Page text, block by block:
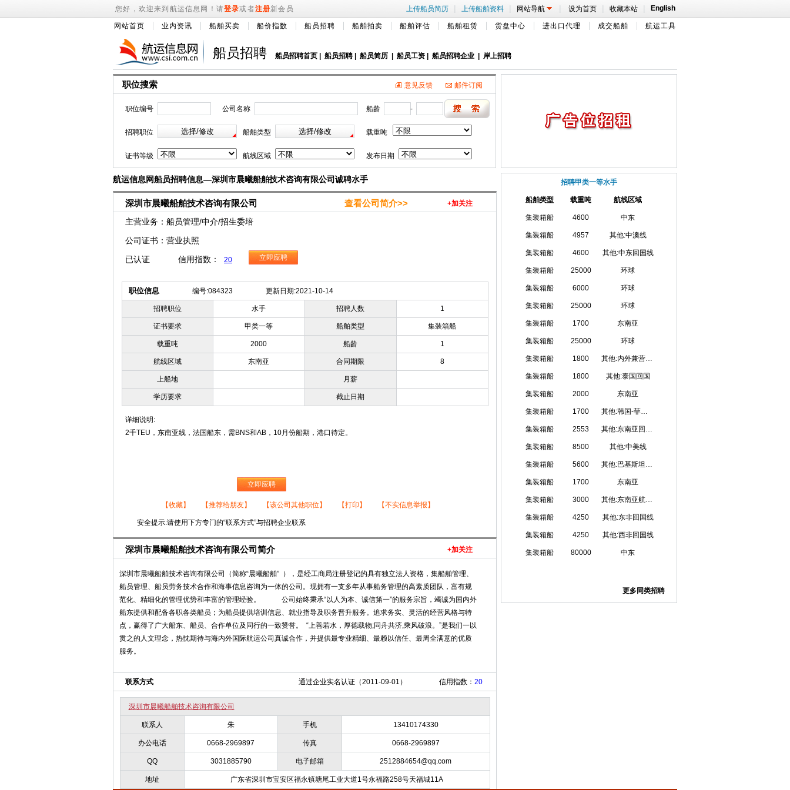
您好，欢迎来到航运信息网！请登录或者注册新会员 上传船员简历 | 上传船舶资料 | 网站导航 | 设为首页 | 收藏本站 | English
网站首页 业内资讯 船舶买卖 船价指数 船员招聘 船舶拍卖 船舶评估 船舶租赁 货盘中心 进出口代理 成交船舶 航运工具
船员招聘 船员招聘首页 船员招聘| 船员简历 船员工资 船员招聘企业 岸上招聘
职位搜索
职位编号 公司名称 船龄 -
招聘职位 船舶类型 载重吨
证书等级 航线区域 发布日期
意见反馈 邮件订阅
航运信息网船员招聘信息—深圳市晨曦船舶技术咨询有限公司诚聘水手
深圳市晨曦船舶技术咨询有限公司 查看公司简介>> +加关注
主营业务：船员管理/中介/招生委培
公司证书：营业执照
已认证 信用指数： 20 立即应聘
职位信息 编号:084323 更新日期:2021-10-14
招聘职位 水手 招聘人数 1
证书要求 甲类一等 船舶类型 集装箱船
载重吨 2000 船龄 1
航线区域 东南亚 合同期限 8
上船地 月薪
学历要求 截止日期
详细说明:
2千TEU，东南亚线，法国船东，需BNS和AB，10月份船期，港口待定。
立即应聘
【收藏】 【推荐给朋友】 【该公司其他职位】 【打印】 【不实信息举报】
安全提示:请使用下方专门的“联系方式”与招聘企业联系
深圳市晨曦船舶技术咨询有限公司简介 +加关注
深圳市晨曦船舶技术咨询有限公司（简称“晨曦船舶” ），是经工商局注册登记的具有独立法人资格，集船舶管理、
船员管理、船员劳务技术合作和海事信息咨询为一体的公司。现拥有一支多年从事船务管理的高素质团队，富有规
范化、精细化的管理优势和丰富的管理经验。 公司始终秉承“以人为本、诚信第一”的服务宗旨，竭诚为国内外
船东提供和配备各职各类船员；为船员提供培训信息、就业指导及职务晋升服务。追求务实、灵活的经营风格与特
点，赢得了广大船东、船员、合作单位及同行的一致赞誉。 “上善若水，厚德载物;同舟共济,乘风破浪。”是我们一以
贯之的人文理念，热忱期待与海内外国际航运公司真诚合作，并提供最专业精细、最赖以信任、最周全满意的优质
服务。
联系方式 通过企业实名认证（2011-09-01） 信用指数： 20
深圳市晨曦船舶技术咨询有限公司
联系人 朱 手机 13410174330
办公电话 0668-2969897 传真 0668-2969897
QQ 3031885790 电子邮箱 2512884654@qq.com
地址 广东省深圳市宝安区福永镇塘尾工业大道1号永福路258号天福城11A
招聘甲类一等水手
船舶类型 载重吨 航线区域
集装箱船 4600 中东
集装箱船 4957 其他:中澳线
集装箱船 4600 其他:中东回国线
集装箱船 25000 环球
集装箱船 6000 环球
集装箱船 25000 环球
集装箱船 1700 东南亚
集装箱船 25000 环球
集装箱船 1800 其他:内外兼营东南亚回国线
集装箱船 1800 其他:泰国回国
集装箱船 2000 东南亚
集装箱船 1700 其他:韩国-菲律宾定线
集装箱船 2553 其他:东南亚回国线
集装箱船 8500 其他:中美线
集装箱船 5600 其他:巴基斯坦回国
集装箱船 1700 东南亚
集装箱船 3000 其他:东南亚航线和远洋航线
集装箱船 4250 其他:东非回国线
集装箱船 4250 其他:西非回国线
集装箱船 80000 中东
更多同类招聘